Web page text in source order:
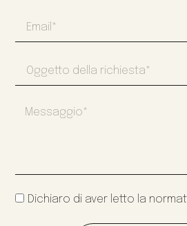
Dichiaro di aver letto la